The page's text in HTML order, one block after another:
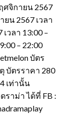
ศจิกายน 2567
ยน 2567 เวลา
วลา 13:00 –
– 22:00
บัตร
บัตรราคา 280
เท่านั้น
าม่า ได้ที่ FB :